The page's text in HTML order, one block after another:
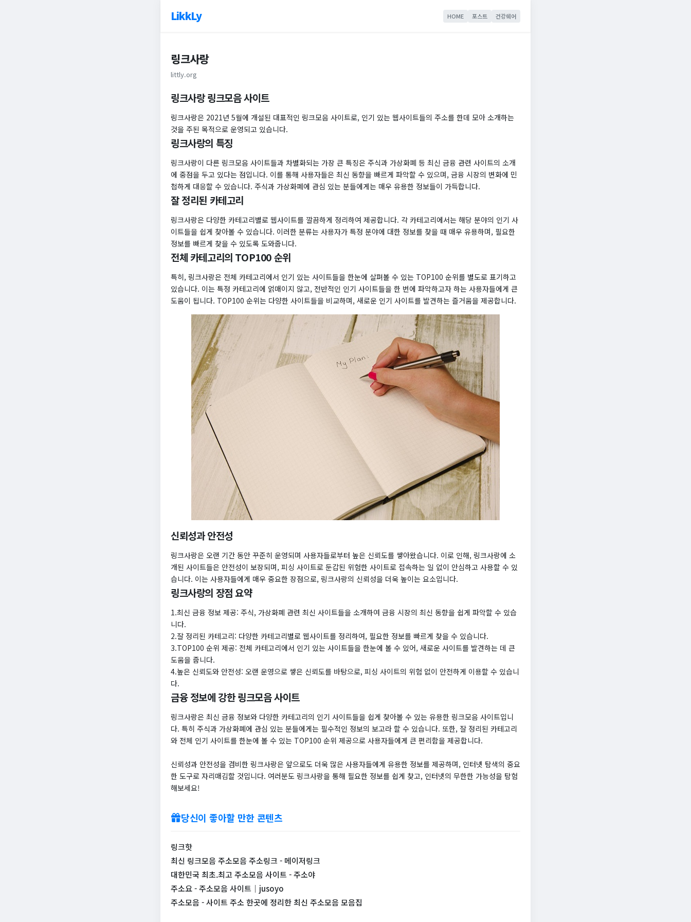
LikkLy HOME 포스트 건강쉐어
링크사랑
littly.org
링크사랑 링크모음 사이트
링크사랑은 2021년 5월에 개설된 대표적인 링크모음 사이트로, 인기 있는 웹사이트들의 주소를 한데 모아 소개하는
것을 주된 목적으로 운영되고 있습니다.
링크사랑의 특징
링크사랑이 다른 링크모음 사이트들과 차별화되는 가장 큰 특징은 주식과 가상화폐 등 최신 금융 관련 사이트의 소개
에 중점을 두고 있다는 점입니다. 이를 통해 사용자들은 최신 동향을 빠르게 파악할 수 있으며, 금융 시장의 변화에 민
첩하게 대응할 수 있습니다. 주식과 가상화폐에 관심 있는 분들에게는 매우 유용한 정보들이 가득합니다.
잘 정리된 카테고리
링크사랑은 다양한 카테고리별로 웹사이트를 깔끔하게 정리하여 제공합니다. 각 카테고리에서는 해당 분야의 인기 사
이트들을 쉽게 찾아볼 수 있습니다. 이러한 분류는 사용자가 특정 분야에 대한 정보를 찾을 때 매우 유용하며, 필요한
정보를 빠르게 찾을 수 있도록 도와줍니다.
전체 카테고리의 TOP100 순위
특히, 링크사랑은 전체 카테고리에서 인기 있는 사이트들을 한눈에 살펴볼 수 있는 TOP100 순위를 별도로 표기하고
있습니다. 이는 특정 카테고리에 얽매이지 않고, 전반적인 인기 사이트들을 한 번에 파악하고자 하는 사용자들에게 큰
도움이 됩니다. TOP100 순위는 다양한 사이트들을 비교하며, 새로운 인기 사이트를 발견하는 즐거움을 제공합니다.
신뢰성과 안전성
링크사랑은 오랜 기간 동안 꾸준히 운영되며 사용자들로부터 높은 신뢰도를 쌓아왔습니다. 이로 인해, 링크사랑에 소
개된 사이트들은 안전성이 보장되며, 피싱 사이트로 둔갑된 위험한 사이트로 접속하는 일 없이 안심하고 사용할 수 있
습니다. 이는 사용자들에게 매우 중요한 장점으로, 링크사랑의 신뢰성을 더욱 높이는 요소입니다.
링크사랑의 장점 요약
1.최신 금융 정보 제공: 주식, 가상화폐 관련 최신 사이트들을 소개하여 금융 시장의 최신 동향을 쉽게 파악할 수 있습
니다.
2.잘 정리된 카테고리: 다양한 카테고리별로 웹사이트를 정리하여, 필요한 정보를 빠르게 찾을 수 있습니다.
3.TOP100 순위 제공: 전체 카테고리에서 인기 있는 사이트들을 한눈에 볼 수 있어, 새로운 사이트를 발견하는 데 큰
도움을 줍니다.
4.높은 신뢰도와 안전성: 오랜 운영으로 쌓은 신뢰도를 바탕으로, 피싱 사이트의 위험 없이 안전하게 이용할 수 있습니
다.
금융 정보에 강한 링크모음 사이트
링크사랑은 최신 금융 정보와 다양한 카테고리의 인기 사이트들을 쉽게 찾아볼 수 있는 유용한 링크모음 사이트입니
다. 특히 주식과 가상화폐에 관심 있는 분들에게는 필수적인 정보의 보고라 할 수 있습니다. 또한, 잘 정리된 카테고리
와 전체 인기 사이트를 한눈에 볼 수 있는 TOP100 순위 제공으로 사용자들에게 큰 편리함을 제공합니다.
신뢰성과 안전성을 겸비한 링크사랑은 앞으로도 더욱 많은 사용자들에게 유용한 정보를 제공하며, 인터넷 탐색의 중요
한 도구로 자리매김할 것입니다. 여러분도 링크사랑을 통해 필요한 정보를 쉽게 찾고, 인터넷의 무한한 가능성을 탐험
해보세요!
당신이 좋아할 만한 콘텐츠
링크핫
최신 링크모음 주소모음 주소링크 - 메이저링크
대한민국 최초.최고 주소모음 사이트 - 주소야
주소요 - 주소모음 사이트｜jusoyo
주소모음 - 사이트 주소 한곳에 정리한 최신 주소모음 모음집